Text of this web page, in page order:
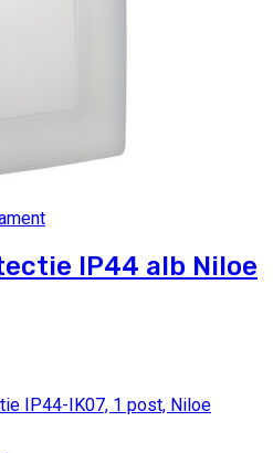
IP44 alb Niloe
IP44-IK07, 1 post, Niloe